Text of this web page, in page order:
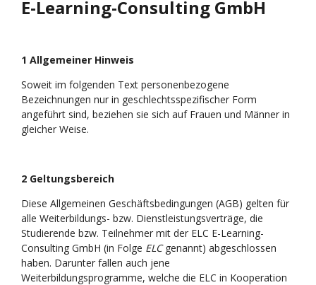
E-Learning-Consulting GmbH
1 Allgemeiner Hinweis
Soweit im folgenden Text personenbezogene
Bezeichnungen nur in geschlechtsspezifischer Form
angeführt sind, beziehen sie sich auf Frauen und Männer in
gleicher Weise.
2 Geltungsbereich
Diese Allgemeinen Geschäftsbedingungen (AGB) gelten für
alle Weiterbildungs- bzw. Dienstleistungsverträge, die
Studierende bzw. Teilnehmer mit der ELC E-Learning-
Consulting GmbH (in Folge ELCgenannt) abgeschlossen
haben. Darunter fallen auch jene
Weiterbildungsprogramme, welche die ELC in Kooperation